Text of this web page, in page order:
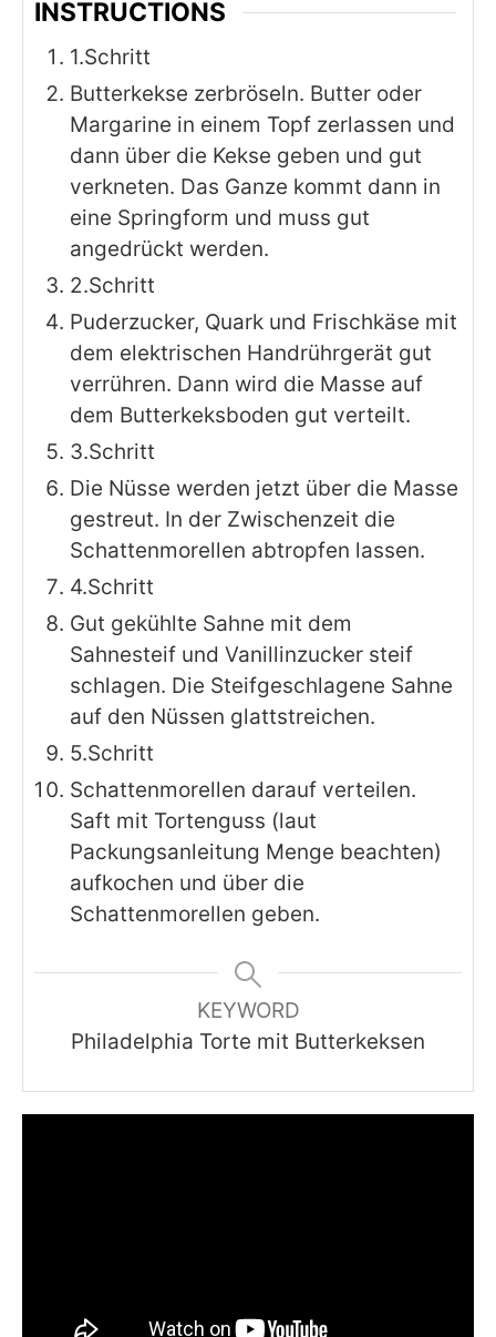
INSTRUCTIONS
1.Schritt
Butterkekse zerbröseln. Butter oder
Margarine in einem Topf zerlassen und
dann über die Kekse geben und gut
verkneten. Das Ganze kommt dann in
eine Springform und muss gut
angedrückt werden.
2.Schritt
Puderzucker, Quark und Frischkäse mit
dem elektrischen Handrührgerät gut
verrühren. Dann wird die Masse auf
dem Butterkeksboden gut verteilt.
3.Schritt
Die Nüsse werden jetzt über die Masse
gestreut. In der Zwischenzeit die
Schattenmorellen abtropfen lassen.
4.Schritt
Gut gekühlte Sahne mit dem
Sahnesteif und Vanillinzucker steif
schlagen. Die Steifgeschlagene Sahne
auf den Nüssen glattstreichen.
5.Schritt
Schattenmorellen darauf verteilen.
Saft mit Tortenguss (laut
Packungsanleitung Menge beachten)
aufkochen und über die
Schattenmorellen geben.
KEYWORD
Philadelphia Torte mit Butterkeksen